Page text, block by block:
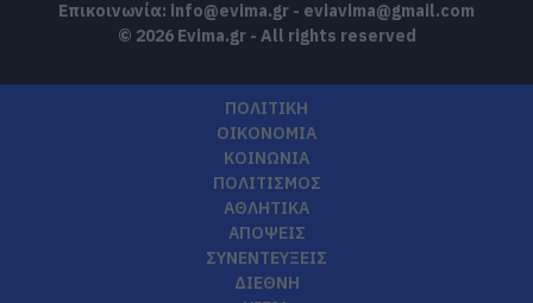
Επικοινωνία: info@evima.gr - eviavima@gmail.com
© 2026 Evima.gr - All rights reserved
ΠΟΛΙΤΙΚΗ
ΟΙΚΟΝΟΜΙΑ
ΚΟΙΝΩΝΙΑ
ΠΟΛΙΤΙΣΜΟΣ
ΑΘΛΗΤΙΚΑ
ΑΠΟΨΕΙΣ
ΣΥΝΕΝΤΕΥΞΕΙΣ
ΔΙΕΘΝΗ